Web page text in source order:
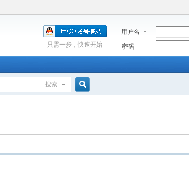
用户名
密码
只需一步，快速开始
搜索